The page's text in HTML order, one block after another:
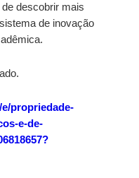
descobrir mais
de inovação
propriedade-
e-de-